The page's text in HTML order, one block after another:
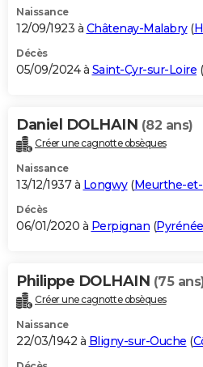
Dictionnaire
Biographies
Citations
Expressions
Proverbes
PROGRAMME TV
S'inscrire
Se connecter
Lycées
Collèges
Primaires
Universités
Entreprises
Service militaire
Avis de recherche
AVIS DE DÉCÈS
Bricolage
Lifestyle
Culture
Sport
Auto
Television
Voyage
Cinema
Naissance
12/09/1923 à Châtenay-Malabry(
Décès
05/09/2024 à Saint-Cyr-sur-Loire (
Daniel DOLHAIN (82 ans)
Créer une cagnotte obsèques
Naissance
13/12/1937 à Longwy(Meurthe-
Décès
06/01/2020 à Perpignan (
Philippe DOLHAIN (75
Créer une cagnotte obsèques
Naissance
22/03/1942 à Bligny-sur-Ouche (